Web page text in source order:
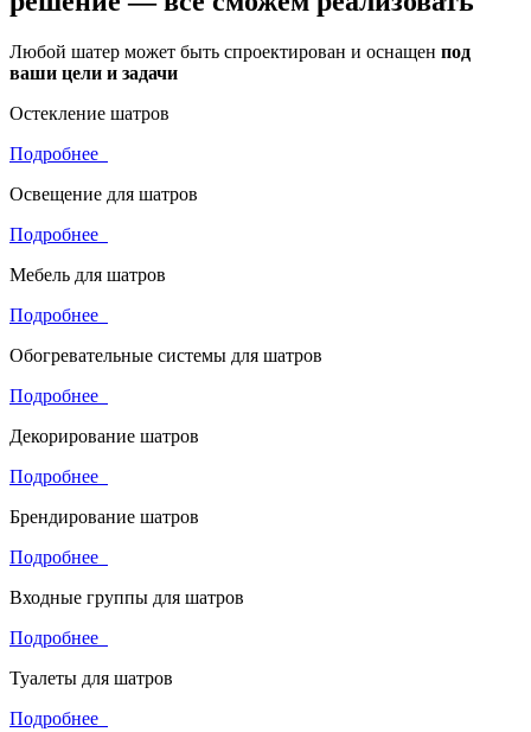
Любой шатер может быть спроектирован и оснащен под
ваши цели и задачи
Остекление шатров
Подробнее
Освещение для шатров
Подробнее
Мебель для шатров
Подробнее
Обогревательные системы для шатров
Подробнее
Декорирование шатров
Подробнее
Брендирование шатров
Подробнее
Входные группы для шатров
Подробнее
Туалеты для шатров
Подробнее